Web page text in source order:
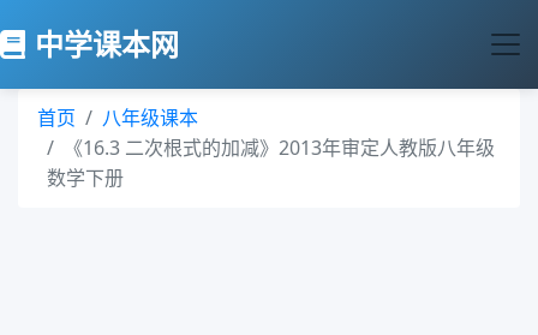
中学课本网
首页
八年级课本
《16.3 二次根式的加减》2013年审定人教版八年级
数学下册